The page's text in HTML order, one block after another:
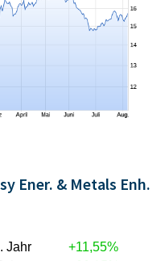
Ener. & Metals Enh.
Jahr
+11,55%